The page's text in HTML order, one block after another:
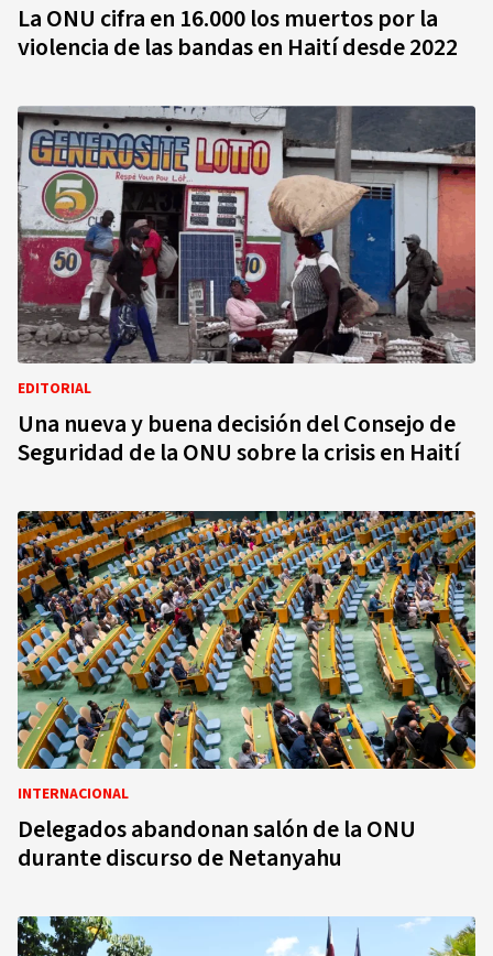
La ONU cifra en 16.000 los muertos por la
violencia de las bandas en Haití desde 2022
EDITORIAL
Una nueva y buena decisión del Consejo de
Seguridad de la ONU sobre la crisis en Haití
INTERNACIONAL
Delegados abandonan salón de la ONU
durante discurso de Netanyahu